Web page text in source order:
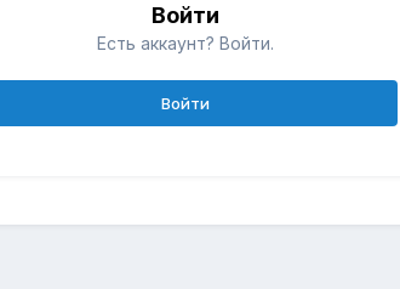
Войти
Есть аккаунт? Войти.
Войти